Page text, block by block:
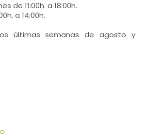
de 11:00h. a 18:00h.
a 14:00h.
últimas semanas de agosto y